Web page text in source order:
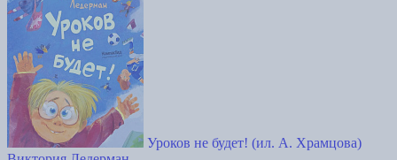
Уроков не будет! (ил. А. Храмцова)